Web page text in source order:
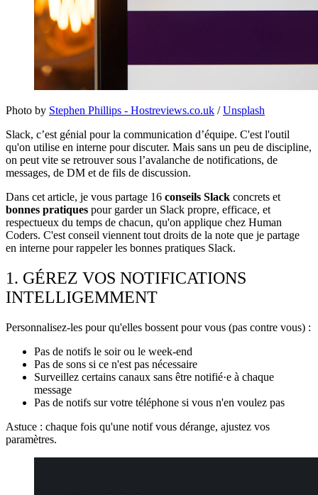
Photo by Stephen Phillips - Hostreviews.co.uk / Unsplash
Slack, c’est génial pour la communication d’équipe. C'est l'outil
qu'on utilise en interne pour discuter. Mais sans un peu de discipline,
on peut vite se retrouver sous l’avalanche de notifications, de
messages, de DM et de fils de discussion.
Dans cet article, je vous partage 16 conseils Slack concrets et
bonnes pratiques pour garder un Slack propre, efficace, et
respectueux du temps de chacun, qu'on applique chez Human
Coders. C'est conseil viennent tout droits de la note que je partage
en interne pour rappeler les bonnes pratiques Slack.
1. GÉREZ VOS NOTIFICATIONS
INTELLIGEMMENT
Personnalisez-les pour qu'elles bossent pour vous (pas contre vous) :
Pas de notifs le soir ou le week-end
Pas de sons si ce n'est pas nécessaire
Surveillez certains canaux sans être notifié·e à chaque
message
Pas de notifs sur votre téléphone si vous n'en voulez pas
Astuce : chaque fois qu'une notif vous dérange, ajustez vos
paramètres.